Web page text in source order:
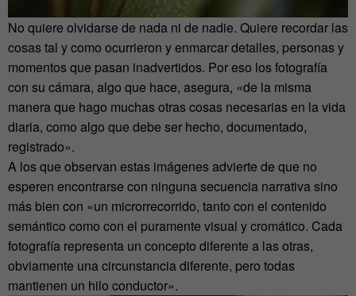
No quiere olvidarse de nada ni de nadie. Quiere recordar las
cosas tal y como ocurrieron y enmarcar detalles, personas y
momentos que pasan inadvertidos. Por eso los fotografía
con su cámara, algo que hace, asegura, «de la misma
manera que hago muchas otras cosas necesarias en la vida
diaria, como algo que debe ser hecho, documentado,
registrado».
A los que observan estas imágenes advierte de que no
esperen encontrarse con ninguna secuencia narrativa sino
más bien con «un microrrecorrido, tanto con el contenido
semántico como con el puramente visual y cromático. Cada
fotografía representa un concepto diferente a las otras,
obviamente una circunstancia diferente, pero todas
mantienen un hilo conductor».